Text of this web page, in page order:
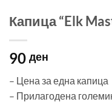
Капица “Elk
90 ден
– Цена за една капица
– Прилагодена